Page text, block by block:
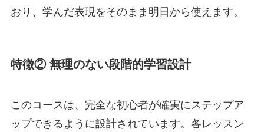
おり、学んだ表現をそのまま明日から使えます。
特徴② 無理のない段階的学習設計
このコースは、完全な初心者が確実にステップア
ップできるように設計されています。各レッスン